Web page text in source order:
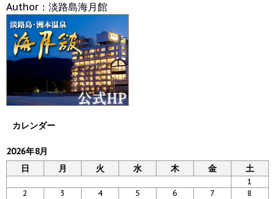
Author：淡路島海月館
カレンダー
2026年8月
日
月 火 水 木 金 土
1
2
3 4 5 6 7
8